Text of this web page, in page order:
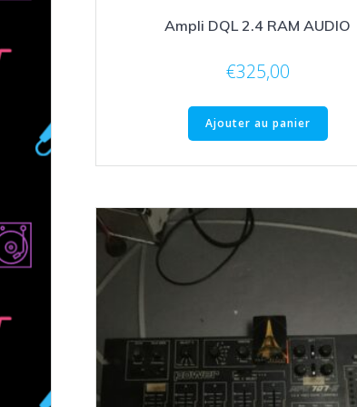
Ampli DQL 2.4 RAM AUDIO
€325,00
Ajouter au panier